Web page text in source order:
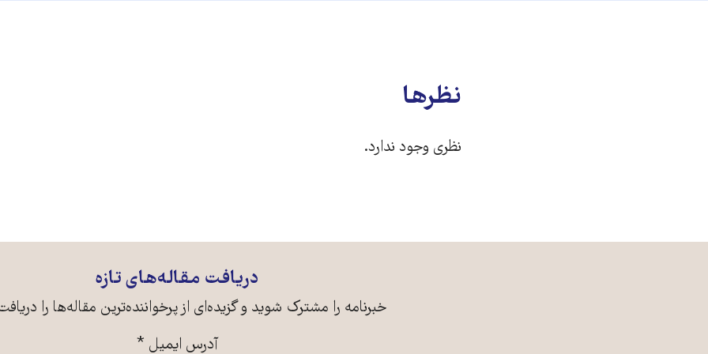
نظرها
نظری وجود ندارد.
دریافت مقاله‌های تازه
خبرنامه را مشترک شوید و گزیده‌ای از پرخواننده‌ترین مقاله‌ها را
آدرس ایمیل *